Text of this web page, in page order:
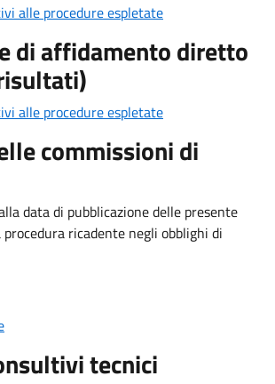
alle procedure espletate
di affidamento diretto
alle procedure espletate
commissioni di
data di pubblicazione delle presente
procedura ricadente negli obblighi di
tecnici